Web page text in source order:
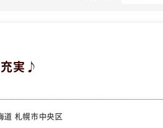
実♪
道 札幌市中央区